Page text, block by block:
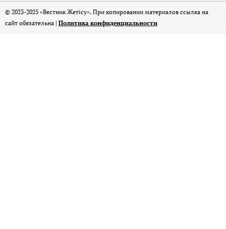
© 2023-2025 «Вестник Жетісу». При копировании материалов ссылка на
сайт обязательна | Политика конфиденциальности